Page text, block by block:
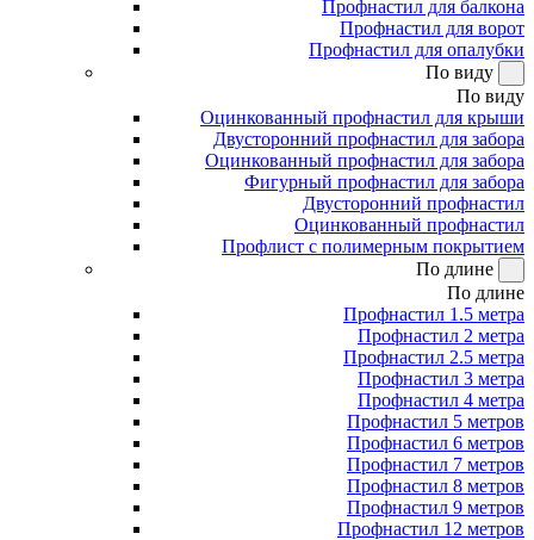
Профнастил для балкона
Профнастил для ворот
Профнастил для опалубки
По виду
По виду
Оцинкованный профнастил для крыши
Двусторонний профнастил для забора
Оцинкованный профнастил для забора
Фигурный профнастил для забора
Двусторонний профнастил
Оцинкованный профнастил
Профлист с полимерным покрытием
По длине
По длине
Профнастил 1.5 метра
Профнастил 2 метра
Профнастил 2.5 метра
Профнастил 3 метра
Профнастил 4 метра
Профнастил 5 метров
Профнастил 6 метров
Профнастил 7 метров
Профнастил 8 метров
Профнастил 9 метров
Профнастил 12 метров